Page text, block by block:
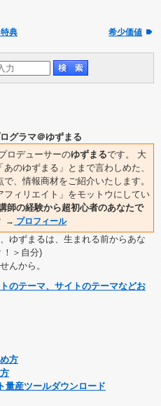
典 希少価値
グラマ＠ゆずまる
ロデューサーのゆずまるです。 大
のゆずまる」とまで言わしめた、
、情報商材をご紹介いたします。
ィリエイト」をモットウにしてい
師の経験から超初心者のあなたで
→ プロフィール
ゆずまるは、生まれる前からあな
！＞自分)
んから。
のテーマ、サイトのテーマなどお
方
量産ツールダウンロード